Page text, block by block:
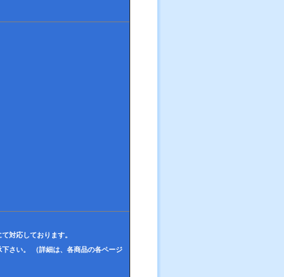
対応しております。
さい。 （詳細は、各商品の各ページ